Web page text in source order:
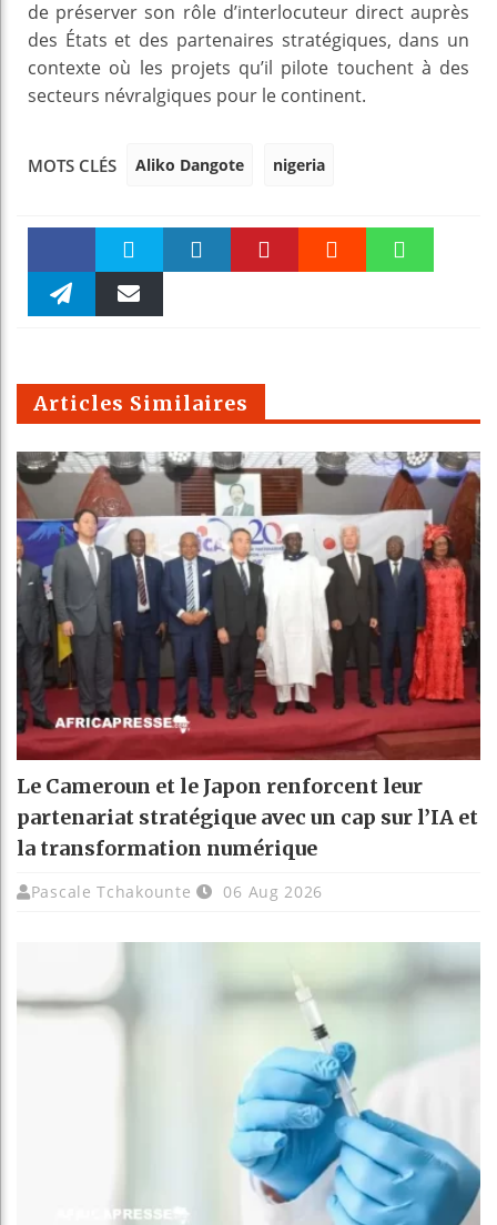
de préserver son rôle d’interlocuteur direct auprès
des États et des partenaires stratégiques, dans un
contexte où les projets qu’il pilote touchent à des
secteurs névralgiques pour le continent.
MOTS CLÉS Aliko Dangote nigeria
Faceboo Twitter
m
Articles Similaires
Le Cameroun et le Japon renforcent leur
partenariat stratégique avec un cap sur l’IA et
la transformation numérique
Pascale Tchakounte 06 Aug 2026